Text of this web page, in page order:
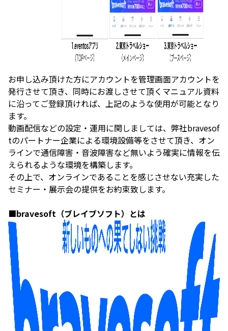
お申し込み頂けた方にアカウントを管理画面アカウントを
発行させて頂き、同時にお渡しさせて頂くマニュアル資料
に沿ってご登録頂ければ、上記のような使用が可能となり
ます。
動画配信などの設定・運用に関しましては、弊社bravesof
tのパートナー企業による環境設備等をさせて頂き、オン
ラインで通信障害・音波障害など無いよう確実に情報を伝
えられるような環境を構築します。
その上で、オンラインであることを感じさせない充実した
セミナー・展示会の提供をお約束致します。
■bravesoft（ブレイブソフト）とは